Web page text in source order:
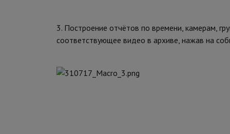
3. Построение отчётов по времени, камерам,
соответствующее видео в архиве, нажав на